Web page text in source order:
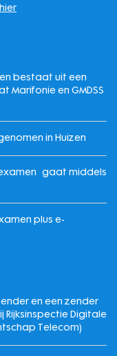
bestaat uit een
Marifonie en GMDSS
in Huizen
gaat middels
plus e-
en een zender
Digitale
Telecom)